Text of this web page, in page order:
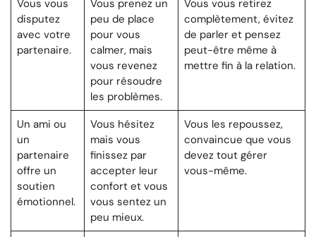
Vous vous
disputez
avec votre
partenaire.
Vous prenez un
peu de place
pour vous
calmer, mais
vous revenez
pour résoudre
les problèmes.
Vous vous retirez
complètement, évitez
de parler et pensez
peut-être même à
mettre fin à la relation.
Un ami ou
un
partenaire
offre un
soutien
émotionnel.
Vous hésitez
mais vous
finissez par
accepter leur
confort et vous
vous sentez un
peu mieux.
Vous les repoussez,
convaincue que vous
devez tout gérer
vous-même.